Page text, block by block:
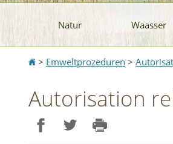
Natur Waasser
Accueil
> Emweltprozeduren >
Autorisation